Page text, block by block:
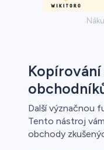
Další význačnou
Tento nástroj
obchody